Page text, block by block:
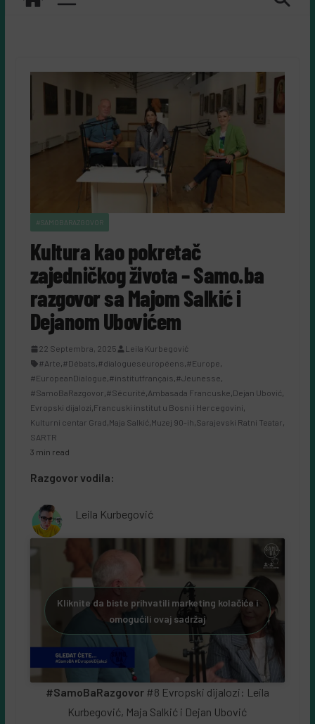
#SAMOBARAZGOVOR
Kultura kao pokretač
zajedničkog života – Samo.ba
razgovor sa Majom Salkić i
Dejanom Ubovićem
22 Septembra, 2025
Leila Kurbegović
#Arte,#Débats,#dialogueseuropéens,#Europe,
#EuropeanDialogue,#institutfrançais,#Jeunesse,
#SamoBaRazgovor,#Sécurité,Ambasada Francuske,Dejan Ubović,
Evropski dijalozi,Francuski institut u Bosni i Hercegovini,
Kulturni centar Grad,Maja Salkić,Muzej 90-ih,Sarajevski Ratni Teatar,
SARTR
3 min read
Razgovor vodila:
Leila Kurbegović
Kliknite da biste prihvatili marketing kolačiće i
omogućili ovaj sadržaj
#SamoBaRazgovor#8 Evropski dijalozi: Leila
Kurbegović, Maja Salkić i Dejan Ubović